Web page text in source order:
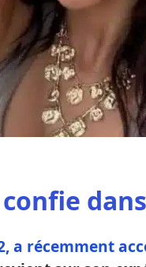
a récemment